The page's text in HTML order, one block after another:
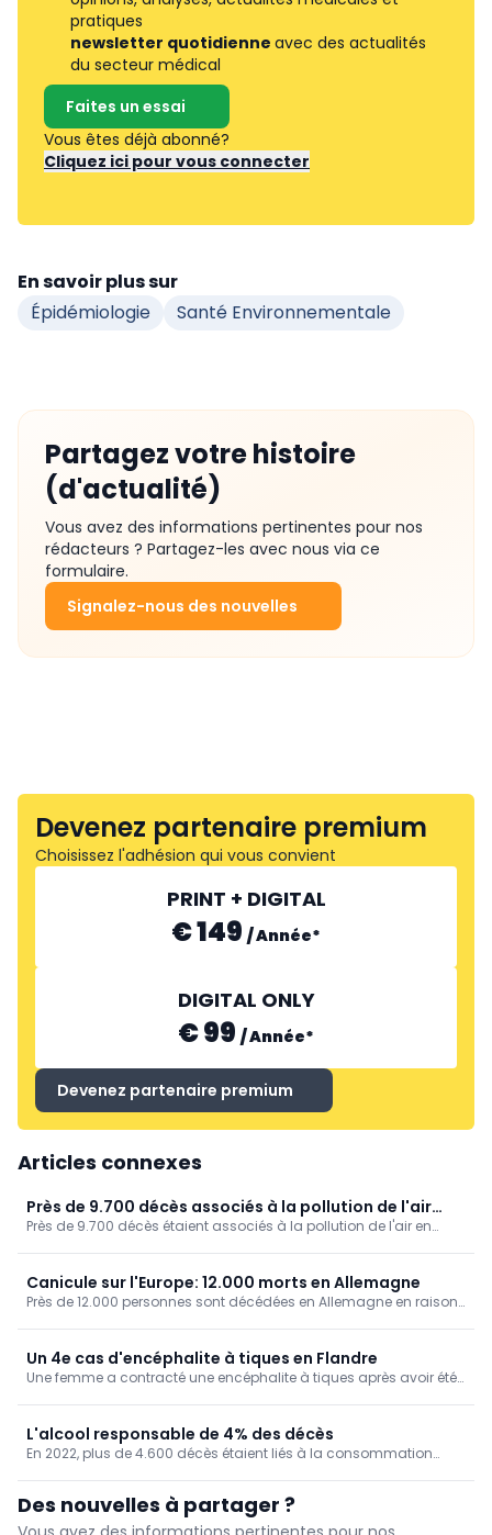
pratiques
newsletter quotidienne avec des actualités
du secteur médical
Faites un essai
Vous êtes déjà abonné?
Cliquez ici pour vous connecter
En savoir plus sur
Épidémiologie
Santé Environnementale
Partagez votre histoire
(d'actualité)
Vous avez des informations pertinentes pour nos
rédacteurs ? Partagez-les avec nous via ce
formulaire.
Signalez-nous des nouvelles
Devenez partenaire premium
Choisissez l'adhésion qui vous convient
PRINT + DIGITAL
€ 149 /Année*
DIGITAL ONLY
€ 99 /Année*
Devenez partenaire premium
Articles connexes
Près de 9.700 décès associés à la pollution de l'air
(Sciensano)
Près de 9.700 décès étaient associés à la pollution de l'air en
décès (9,3 %).
Canicule sur l'Europe: 12.000 morts en Allemagne
Près de 12.000 personnes sont décédées en Allemagne en raison
Un 4e cas d'encéphalite à tiques en Flandre
Une femme a contracté une encéphalite à tiques après avoir été
la santé. C'est le 4e cas recensé cette année en Flandre, contre
aucun à ce jour en Wallonie.
L'alcool responsable de 4% des décès
En 2022, plus de 4.600 décès étaient liés à la consommation
Bruxelles-Capitale.
Des nouvelles à partager ?